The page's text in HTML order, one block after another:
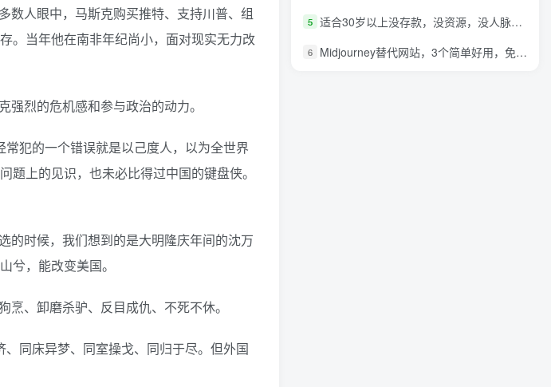
数人眼中，马斯克购买推特、支持川普、组
。当年他在南非年纪尚小，面对现实无力改
烈的危机感和参与政治的动力。
犯的一个错误就是以己度人，以为全世界
上的见识，也未必比得过中国的键盘侠。
的时候，我们想到的是大明隆庆年间的沈万
兮，能改变美国。
、卸磨杀驴、反目成仇、不死不休。
同床异梦、同室操戈、同归于尽。但外国
5 适合30岁以上没存款，没资源，没人脉的人做的四个小生意
6 Midjourney替代网站，3个简单好用，免费的AI绘画工具一键生成大师级画作